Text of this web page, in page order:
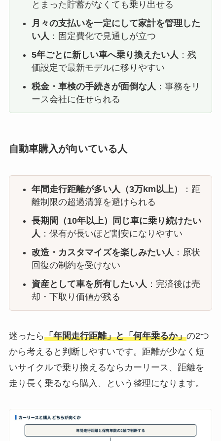
とまった貯蓄がなくても乗り出せる
月々の支払いを一定にして家計を管理した
い人 ：固定費化で見通しが立つ
5年ごとに新しい車へ乗り換えたい人 ：残
価設定で最新モデルに移りやすい
税金・車検の手続きが面倒な人 ：事務をリ
ース会社に任せられる
自動車購入が向いている人
年間走行距離が多い人（3万km以上）
：距
離制限の超過清算を避けられる
長期間（10年以上）同じ車に乗り続けたい
人 ：保有が長いほど割安になりやすい
改造・カスタマイズを楽しみたい人 ：原状
回復の制約を受けない
資産として車を所有したい人 ：完済後は売
却・下取り価値が残る
迷ったら「年間走行距離」と「何年乗るか」の2つ
から考えると判断しやすいです。距離が少なく短
いサイクルで乗り換えるならカーリース、距離を
走り長く乗るなら購入、という整理になります。